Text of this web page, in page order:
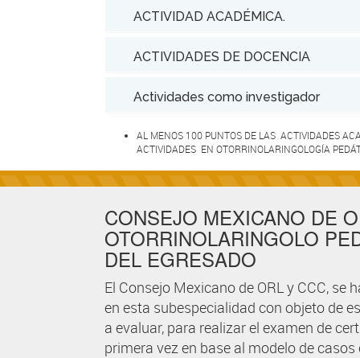
ACTIVIDAD ACADÉMICA.
ACTIVIDADES DE DOCENCIA
Actividades como investigador
AL MENOS 100 PUNTOS DE LAS ACTIVIDADES
ACTIVIDADES EN OTORRINOLARINGOLOGÍA
CONSEJO MEXICANO DE
OTORRINOLARINGOLO
DEL EGRESADO
El Consejo Mexicano de ORL y CCC,
en esta subespecialidad con objeto de
a evaluar, para realizar el examen de
primera vez en base al modelo de casos